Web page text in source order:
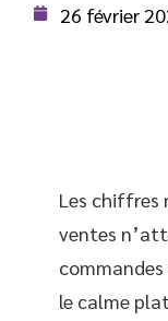
26 février
Les chiffres
ventes
le calme